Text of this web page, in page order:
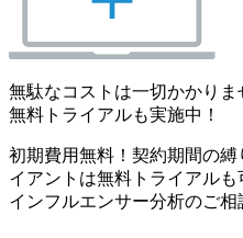
無駄なコストは一切かかりま
無料トライアルも実施中！
初期費用無料！契約期間の
イアントは無料トライアル
インフルエンサー分析のご相